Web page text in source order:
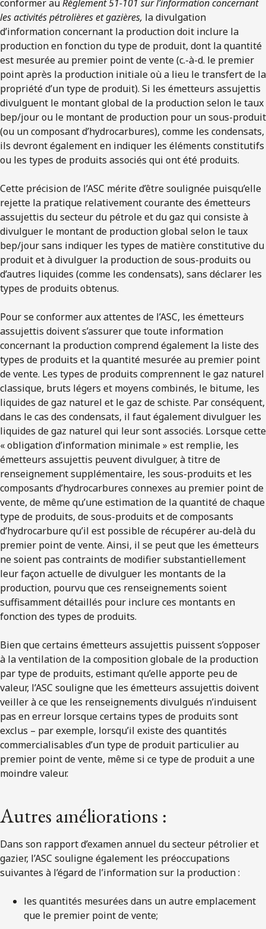
conformer auRèglement 51-101 sur l’information concernant
les activités pétrolières et gazières, la divulgation
d’information concernant la production doit inclure la
production en fonction du type de produit, dont la quantité
est mesurée au premier point de vente (c.-à-d. le premier
point après la production initiale où a lieu le transfert de la
propriété d’un type de produit). Si les émetteurs assujettis
divulguent le montant global de la production selon le taux
bep/jour ou le montant de production pour un sous-produit
(ou un composant d’hydrocarbures), comme les condensats,
ils devront également en indiquer les éléments constitutifs
ou les types de produits associés qui ont été produits.
Cette précision de l’ASC mérite d’être soulignée puisqu’elle
rejette la pratique relativement courante des émetteurs
assujettis du secteur du pétrole et du gaz qui consiste à
divulguer le montant de production global selon le taux
bep/jour sans indiquer les types de matière constitutive du
produit et à divulguer la production de sous-produits ou
d’autres liquides (comme les condensats), sans déclarer les
types de produits obtenus.
Pour se conformer aux attentes de l’ASC, les émetteurs
assujettis doivent s’assurer que toute information
concernant la production comprend également la liste des
types de produits et la quantité mesurée au premier point
de vente. Les types de produits comprennent le gaz naturel
classique, bruts légers et moyens combinés, le bitume, les
liquides de gaz naturel et le gaz de schiste. Par conséquent,
dans le cas des condensats, il faut également divulguer les
liquides de gaz naturel qui leur sont associés. Lorsque cette
« obligation d’information minimale » est remplie, les
émetteurs assujettis peuvent divulguer, à titre de
renseignement supplémentaire, les sous-produits et les
composants d’hydrocarbures connexes au premier point de
vente, de même qu’une estimation de la quantité de chaque
type de produits, de sous-produits et de composants
d’hydrocarbure qu’il est possible de récupérer au-delà du
premier point de vente. Ainsi, il se peut que les émetteurs
ne soient pas contraints de modifier substantiellement
leur façon actuelle de divulguer les montants de la
production, pourvu que ces renseignements soient
suffisamment détaillés pour inclure ces montants en
fonction des types de produits.
Bien que certains émetteurs assujettis puissent s’opposer
à la ventilation de la composition globale de la production
par type de produits, estimant qu’elle apporte peu de
valeur, l’ASC souligne que les émetteurs assujettis doivent
veiller à ce que les renseignements divulgués n’induisent
pas en erreur lorsque certains types de produits sont
exclus – par exemple, lorsqu’il existe des quantités
commercialisables d’un type de produit particulier au
premier point de vente, même si ce type de produit a une
moindre valeur.
Autres améliorations :
Dans son rapport d’examen annuel du secteur pétrolier et
gazier, l’ASC souligne également les préoccupations
suivantes à l’égard de l’information sur la production :
les quantités mesurées dans un autre emplacement
que le premier point de vente;